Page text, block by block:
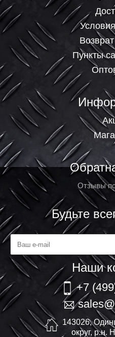
Пункты
Отзывы
Будьте
Наши
+7
143026,
округ, р.н.